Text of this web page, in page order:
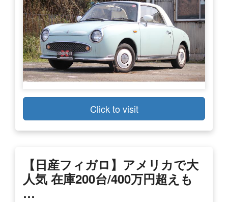
Click to visit
【日産フィガロ】アメリカで大
人気 在庫200台/400万円超えも
…